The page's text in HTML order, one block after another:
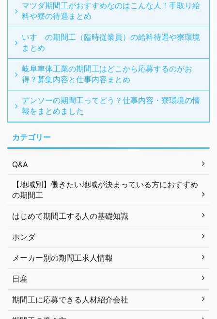
マツダ期間工がおすすめなのはこんな人！手取り給
料や寮の待遇まとめ
いすゞの期間工（臨時従業員）の給料待遇や寮環境
まとめ
岐阜車体工業の期間工はどこから応募するのがお
得？募集内容と仕事内容まとめ
デンソーの期間工ってどう？仕事内容・寮環境の情
報をまとめました
カテゴリー
Q&A
【地域別】働きたい地域が決まっている方におすすめ
の期間工
はじめて期間工する人の基礎知識
ホンダ
メーカー別の期間工求人情報
日産
期間工に応募できる人材紹介会社